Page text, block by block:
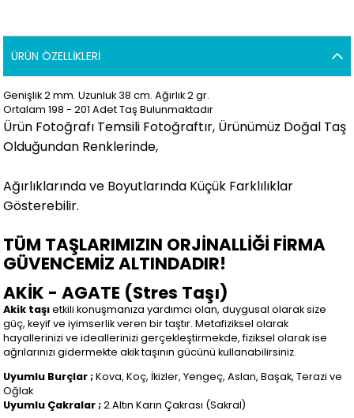
ÜRÜN ÖZELLIKLERI
Genişlik 2 mm. Uzunluk 38 cm. Ağırlık 2 gr.
Ortalam 198 - 201 Adet Taş Bulunmaktadır
Ürün Fotoğrafı Temsili Fotoğraftır, Ürünümüz Doğal Taş
Olduğundan Renklerinde,
Ağırlıklarında ve Boyutlarında Küçük Farklılıklar
Gösterebilir.
TÜM TAŞLARIMIZIN ORJİNALLİĞİ FİRMA
GÜVENCEMİZ ALTINDADIR!
AKİK - AGATE (Stres Taşı)
Akik taşıetkili konuşmanıza yardımcı olan, duygusal olarak size
güç, keyif ve iyimserlik veren bir taştır. Metafiziksel olarak
hayallerinizi ve ideallerinizi gerçekleştirmekde, fiziksel olarak ise
ağrılarınızı gidermekte akik taşının gücünü kullanabilirsiniz.
Uyumlu Burçlar ;Kova, Koç, İkizler, Yengeç, Aslan, Başak, Terazi ve
Oğlak
Uyumlu Çakralar ;2.Altın Karın Çakrası (Sakral)